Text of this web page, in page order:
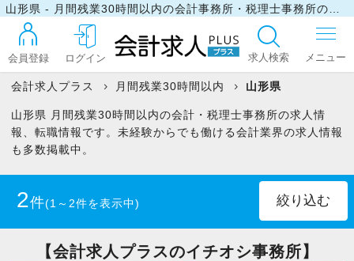
会員登録 ログイン 求人検索
ログイン
マイリスト
会計求人プラス 月間残業30時間以内 山形県
山形県 月間残業30時間以内の会計・税理士事務所の求人情
報、転職情報です。未経験からでも働ける会計業界の求人情報
も多数掲載中。
2件(1～2件を表示中)
正社員(1) パート・アルバイト(1)
【会計求人プラスのイチオシ事務所】